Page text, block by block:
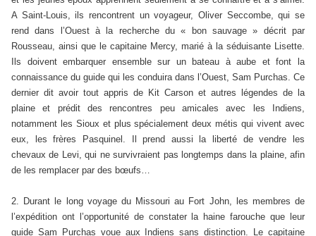
A Saint-Louis, ils rencontrent un voyageur, Oliver Seccombe, qui se
rend dans l’Ouest à la recherche du « bon sauvage » décrit par
Rousseau, ainsi que le capitaine Mercy, marié à la séduisante Lisette.
Ils doivent embarquer ensemble sur un bateau à aube et font la
connaissance du guide qui les conduira dans l’Ouest, Sam Purchas. Ce
dernier dit avoir tout appris de Kit Carson et autres légendes de la
plaine et prédit des rencontres peu amicales avec les Indiens,
notamment les Sioux et plus spécialement deux métis qui vivent avec
eux, les frères Pasquinel. Il prend aussi la liberté de vendre les
chevaux de Levi, qui ne survivraient pas longtemps dans la plaine, afin
de les remplacer par des bœufs…
2. Durant le long voyage du Missouri au Fort John, les membres de
l’expédition ont l’opportunité de constater la haine farouche que leur
guide Sam Purchas voue aux Indiens sans distinction. Le capitaine